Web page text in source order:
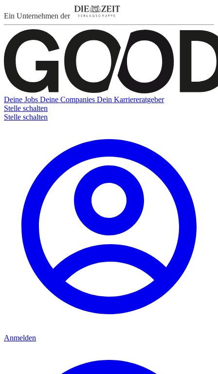
Ein Unternehmen der
Deine Jobs Deine Companies Dein Karriereratgeber
Stelle schalten
Stelle schalten
Anmelden